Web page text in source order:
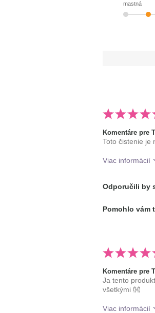
mastná
Komentáre pre
Toto čistenie je
Viac informácií
používaním
typ pleti
Odporučili by
Pomohlo vám
Komentáre pre
Ja tento
všetkými 👐
Viac informácií